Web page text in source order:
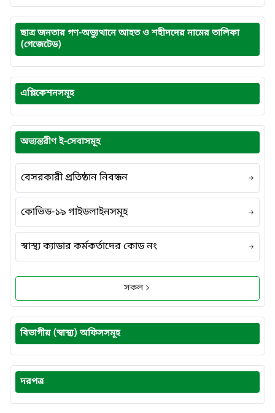
ছাত্র জনতার গণ-অভ্যুত্থানে আহত ও শহীদদের নামের তালিকা
(গেজেটেড)
এপ্লিকেশনসমূহ
অভ্যন্তরীণ ই-সেবাসমূহ
বেসরকারী প্রতিষ্ঠান নিবন্ধন
কোভিড-১৯ গাইডলাইনসমূহ
স্বাস্থ্য ক্যাডার কর্মকর্তাদের কোড নং
সকল
বিভাগীয় (স্বাস্থ্য) অফিসসমূহ
দরপত্র